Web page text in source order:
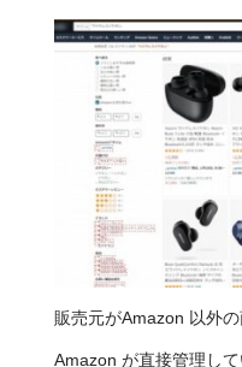
販売元がAmazon 以外の
Amazon が直接管理し